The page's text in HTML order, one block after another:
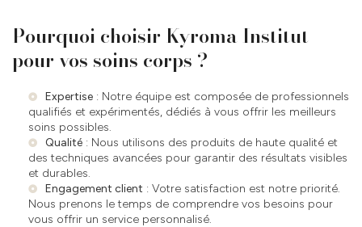
Pourquoi choisir Kyroma Institut
pour vos soins corps ?
Expertise : Notre équipe est composée de professionnels
qualifiés et expérimentés, dédiés à vous offrir les meilleurs
soins possibles.
Qualité : Nous utilisons des produits de haute qualité et
des techniques avancées pour garantir des résultats visibles
et durables.
Engagement client : Votre satisfaction est notre priorité.
Nous prenons le temps de comprendre vos besoins pour
vous offrir un service personnalisé.